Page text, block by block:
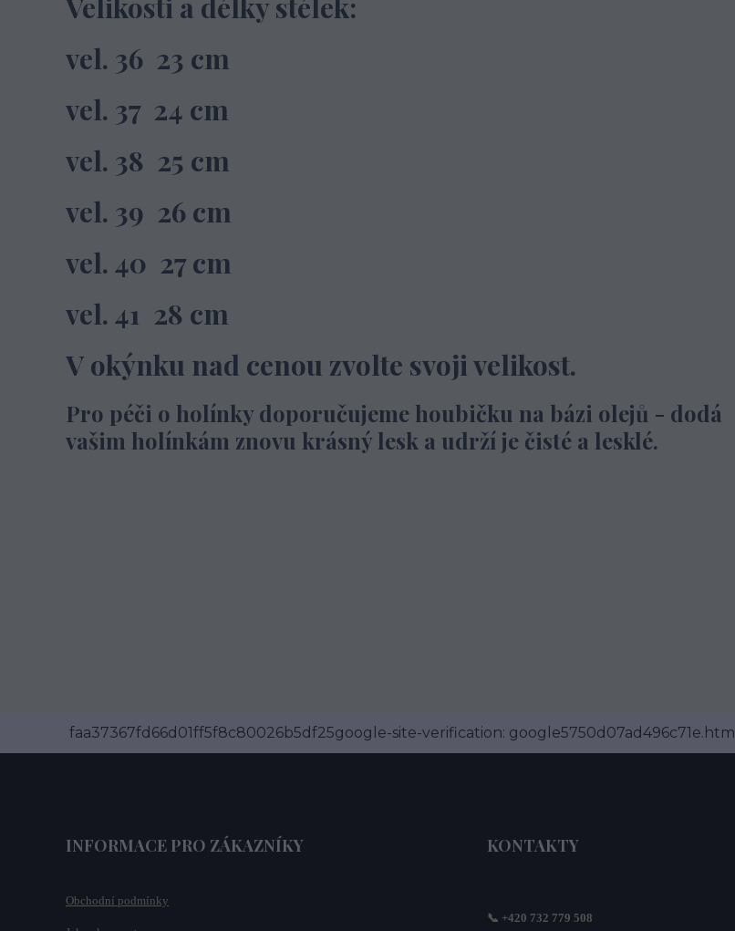
Velikosti a délky stélek:
vel. 36 23 cm
vel. 37 24 cm
vel. 38 25 cm
vel. 39 26 cm
vel. 40 27 cm
vel. 41 28 cm
V okýnku nad cenou zvolte svoji velikost.
Pro péči o holínky doporučujeme houbičku na bázi olejů - dodá
vašim holínkám znovu krásný lesk a udrží je čisté a lesklé.
faa37367fd66d01ff5f8c80026b5df25google-site-verification: google5750d07ad496c71e.html
INFORMACE PRO ZÁKAZNÍKY
Obchodní podmínky
KONTAKTY
📞 +420 732 779 508